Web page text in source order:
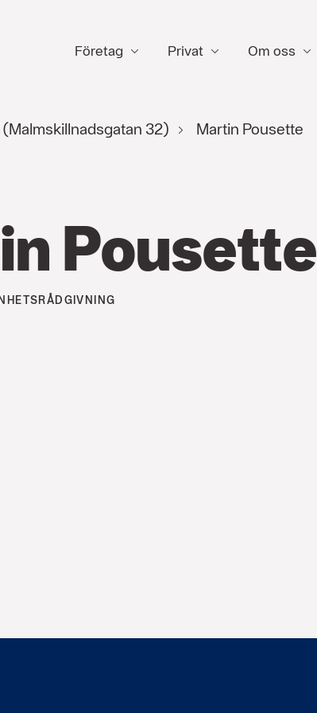
Företag Privat Om oss
32) Martin Pousette
Pousette